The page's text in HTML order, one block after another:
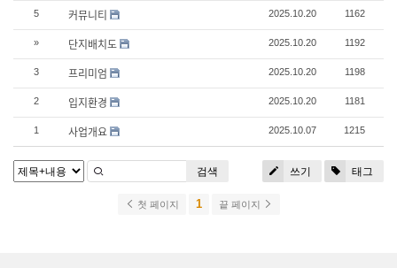
5 커뮤니티 2025.10.20 1162
» 단지배치도 2025.10.20 1192
3 프리미엄 2025.10.20 1198
2 입지환경 2025.10.20 1181
1 사업개요 2025.10.07 1215
쓰기 태그
검색
첫 페이지 1 끝 페이지